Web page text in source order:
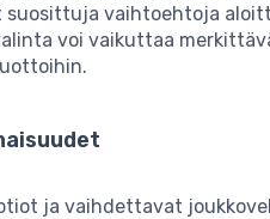
suosittuja vaihtoehtoja
voi vaikuttaa
ja vaihdettavat